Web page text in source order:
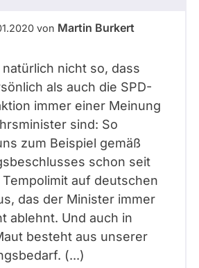
von Martin Burkert
natürlich nicht so, dass
als auch die SPD-
immer einer Meinung
sind: So
zum Beispiel gemäß
schon seit
auf deutschen
das der Minister immer
ablehnt. Und auch in
besteht aus unserer
(...)